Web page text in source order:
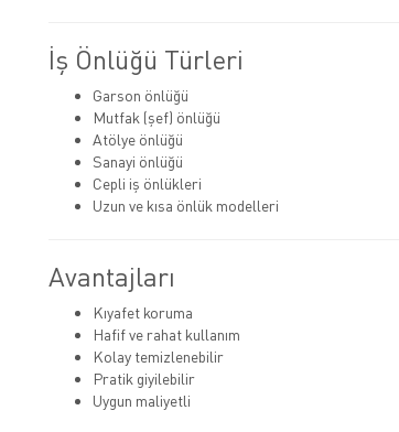
İş Önlüğü Türleri
Garson önlüğü
Mutfak (şef) önlüğü
Atölye önlüğü
Sanayi önlüğü
Cepli iş önlükleri
Uzun ve kısa önlük modelleri
Avantajları
Kıyafet koruma
Hafif ve rahat kullanım
Kolay temizlenebilir
Pratik giyilebilir
Uygun maliyetli